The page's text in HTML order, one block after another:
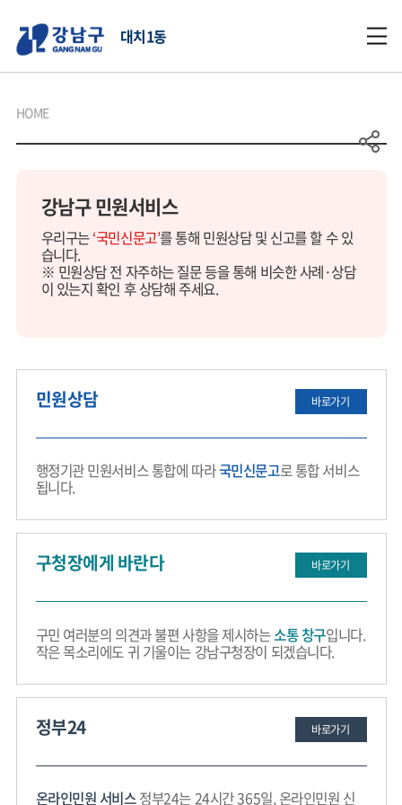
대치1동
HOME
강남구 민원서비스
우리구는‘국민신문고’를 통해 민원상담 및 신고를 할 수 있
습니다.
※ 민원상담 전 자주하는 질문 등을 통해 비슷한 사례·상담
이 있는지 확인 후 상담해 주세요.
민원상담 바로가기
행정기관 민원서비스 통합에 따라국민신문고로 통합 서비스
됩니다.
구청장에게 바란다 바로가기
구민 여러분의 의견과 불편 사항을 제시하는소통 창구입니다.
작은 목소리에도 귀 기울이는 강남구청장이 되겠습니다.
정부24 바로가기
온라인민원 서비스정부24는 24시간 365일, 온라인민원 신